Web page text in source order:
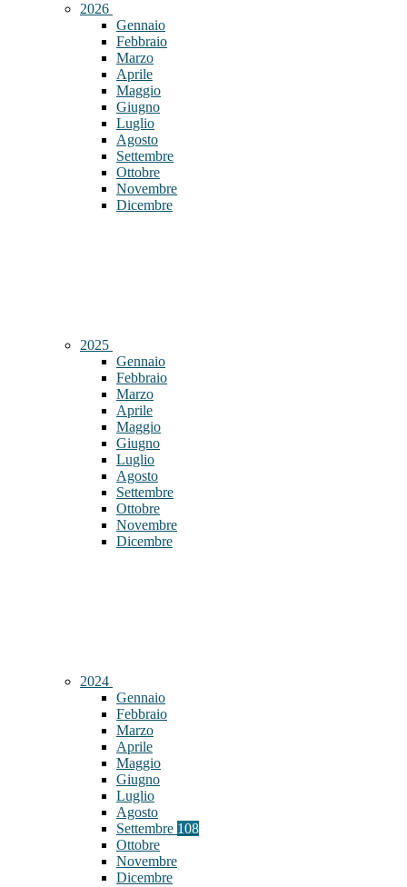
2026
Gennaio
Febbraio
Marzo
Aprile
Maggio
Giugno
Luglio
Agosto
Settembre
Ottobre
Novembre
Dicembre
2025
Gennaio
Febbraio
Marzo
Aprile
Maggio
Giugno
Luglio
Agosto
Settembre
Ottobre
Novembre
Dicembre
2024
Gennaio
Febbraio
Marzo
Aprile
Maggio
Giugno
Luglio
Agosto
Settembre 108
Ottobre
Novembre
Dicembre